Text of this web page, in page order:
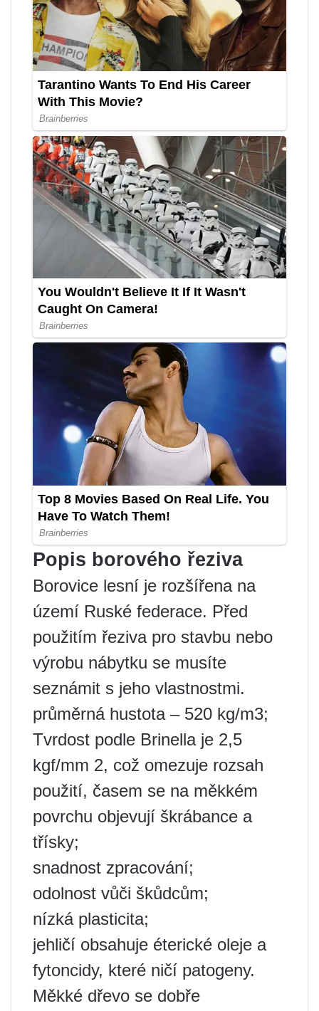
Popis borového řeziva
Borovice lesní je rozšířena na
území Ruské federace. Před
použitím řeziva pro stavbu nebo
výrobu nábytku se musíte
seznámit s jeho vlastnostmi.
průměrná hustota – 520 kg/m3;
Tvrdost podle Brinella je 2,5
kgf/mm 2, což omezuje rozsah
použití, časem se na měkkém
povrchu objevují škrábance a
třísky;
snadnost zpracování;
odolnost vůči škůdcům;
nízká plasticita;
jehličí obsahuje éterické oleje a
fytoncidy, které ničí patogeny.
Měkké dřevo se dobře